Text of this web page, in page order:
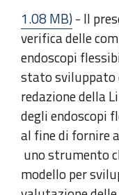
1.08 MB)- Il
verifica delle
endoscopi
stato sviluppato
redazione della
degli endoscopi
al fine di fornire
uno strumento
modello per